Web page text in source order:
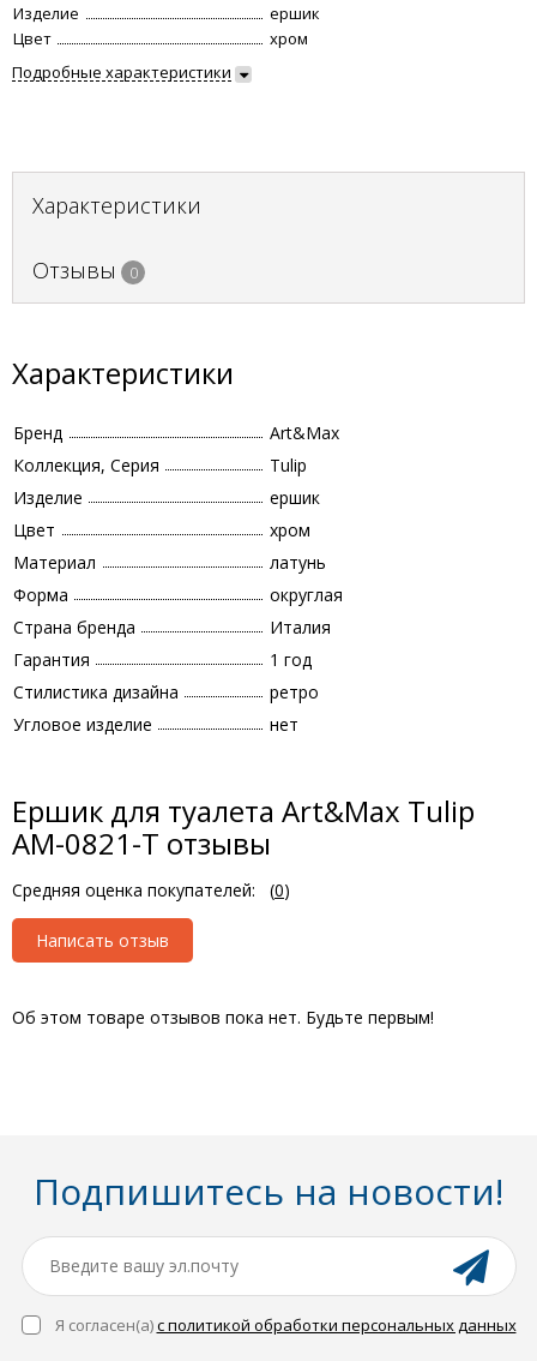
Изделие
ершик
Цвет
хром
Подробные характеристики
Характеристики
Отзывы 0
Характеристики
Бренд
Art&Max
Коллекция, Серия
Tulip
Изделие
ершик
Цвет
хром
Материал
латунь
Форма
округлая
Страна бренда
Италия
Гарантия
1 год
Стилистика дизайна
ретро
Угловое изделие
нет
Ершик для туалета Art&Max Tulip
AM-0821-T отзывы
Средняя оценка покупателей: (0)
Написать отзыв
Об этом товаре отзывов пока нет. Будьте первым!
Подпишитесь на новости!
Я согласен(a)с политикой обработки персональных данных